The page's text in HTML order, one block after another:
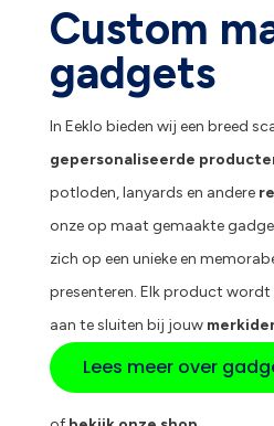
Custom
gadgets
In Eeklo bieden wij een breed
gepersonaliseerde
potloden, lanyards en andere
onze op maat gemaakte
zich op een unieke en
presenteren. Elk product
aan te sluiten bij jouw
Lees meer over